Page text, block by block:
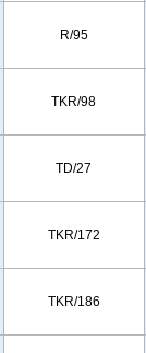
R/95
TKR/98
TD/27
TKR/172
TKR/186